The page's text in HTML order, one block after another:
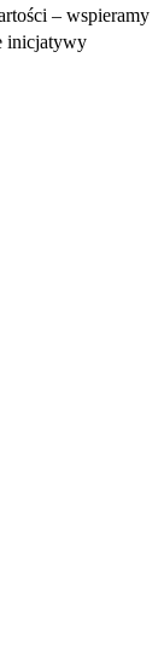
– wspieramy
inicjatywy